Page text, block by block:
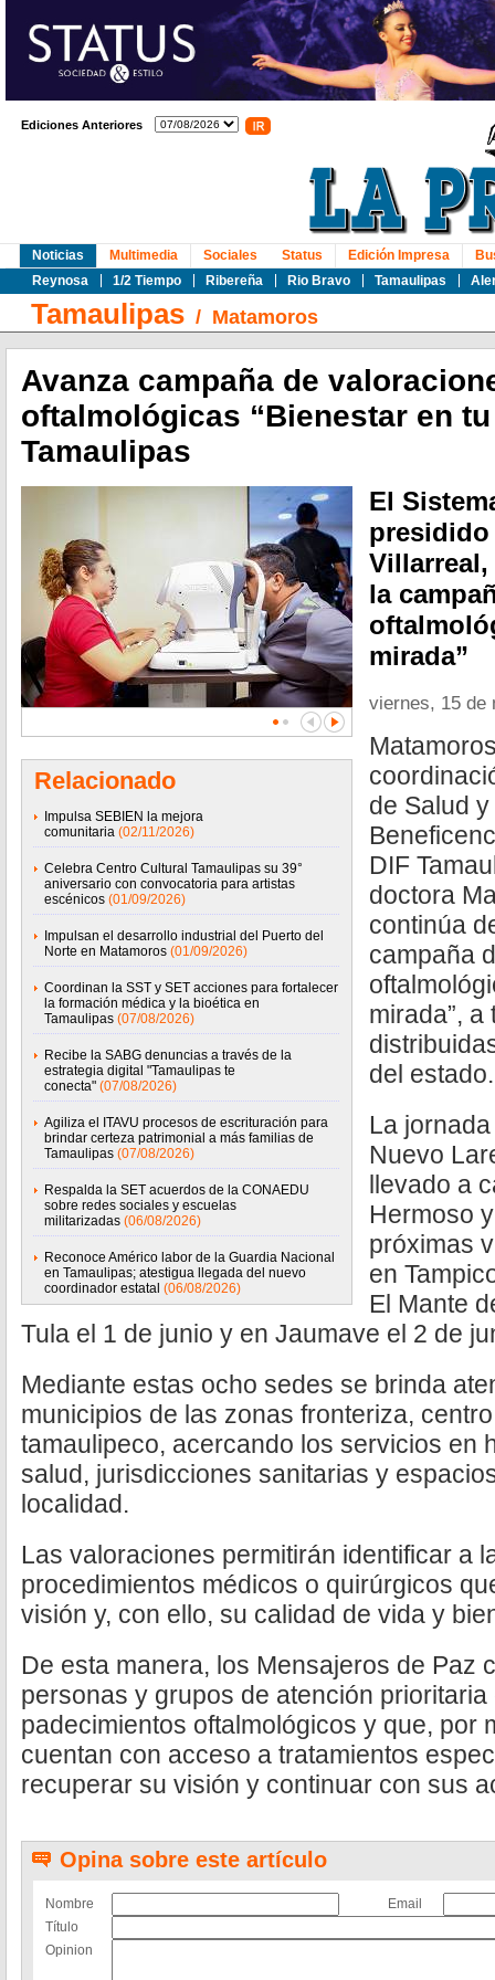
Ediciones Anteriores
Noticias
Reynosa
1/2 Tiempo Ribereña Rio Bravo Tamaulipas
Multimedia Sociales Status Edición Impresa
Tamaulipas / Matamoros
Avanza campaña de
oftalmológicas “Bienestar en
Tamaulipas
Relacionado
Impulsa SEBIEN la mejora
comunitaria (02/11/2026)
Celebra Centro Cultural Tamaulipas su 39°
aniversario con convocatoria para artistas
escénicos (01/09/2026)
Impulsan el desarrollo industrial del Puerto del
Norte en Matamoros (01/09/2026)
Coordinan la SST y SET acciones para fortalecer
la formación médica y la bioética en
Tamaulipas (07/08/2026)
Recibe la SABG denuncias a través de la
estrategia digital "Tamaulipas te
conecta" (07/08/2026)
Agiliza el ITAVU procesos de escrituración para
brindar certeza patrimonial a más familias de
Tamaulipas (07/08/2026)
Respalda la SET acuerdos de la CONAEDU
sobre redes sociales y escuelas
militarizadas (06/08/2026)
Reconoce Américo labor de la Guardia Nacional
en Tamaulipas; atestigua llegada del nuevo
coordinador estatal (06/08/2026)
El
presidido
la
mirada”
viernes, 15 de
de Salud
DIF
doctora
continúa
campaña
mirada”,
del estado.
La
Nuevo
llevado a
Hermoso
próximas
en
El Mante
Tula el 1 de junio y en Jaumave el 2 de
Mediante estas ocho sedes se brinda
municipios de las zonas fronteriza,
tamaulipeco, acercando los servicios en
salud, jurisdicciones sanitarias y
localidad.
Las valoraciones permitirán identificar a
procedimientos médicos o quirúrgicos
visión y, con ello, su calidad de vida y
De esta manera, los Mensajeros de Paz
personas y grupos de atención
padecimientos oftalmológicos y que, por
cuentan con acceso a tratamientos
recuperar su visión y continuar con sus
Opina sobre este artículo
Nombre
Email
Título
Opinion